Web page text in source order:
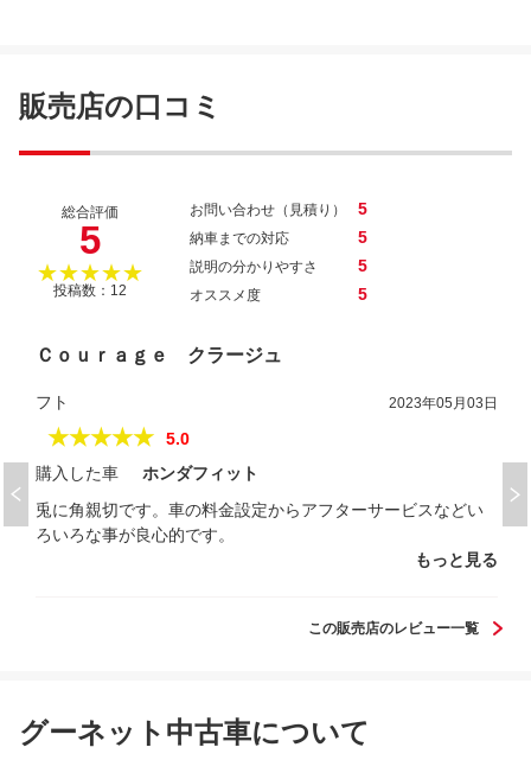
ｔｈアニバーサリー
販売店の口コミ
総合評価
5
★★★★★
投稿数：12
お問い合わせ（見積り） 5
納車までの対応 5
説明の分かりやすさ 5
オススメ度 5
Ｃｏｕｒａｇｅ クラージュ
フト 2023年05月03日
★★★★★
5.0
購入した車
ホンダフィット
兎に角親切です。車の料金設定からアフターサービスなどい
ろいろな事が良心的です。
もっと見る
この販売店のレビュー一覧
グーネット中古車について